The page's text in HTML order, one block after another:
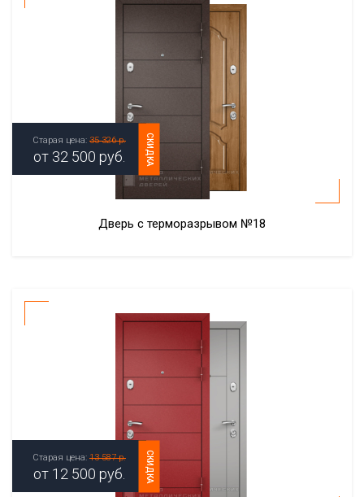
СКИДКА
Старая цена: 35 326 р.
от 32 500 руб.
Дверь с терморазрывом №18
СКИДКА
Старая цена: 13 587 р.
от 12 500 руб.